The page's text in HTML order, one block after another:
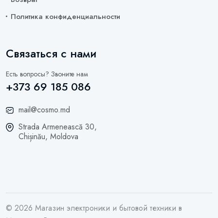
Политика конфиденциальности
Связаться с нами
Есть вопросы? Звоните нам
+373 69 185 086
mail@cosmo.md
Strada Armenească 30,
Chișinău, Moldova
© 2026 Магазин электроники и бытовой техники в